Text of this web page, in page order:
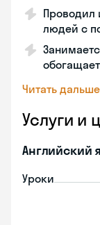
Проводил
людей с
Читать дальше
Услуги и
Английский
Уроки